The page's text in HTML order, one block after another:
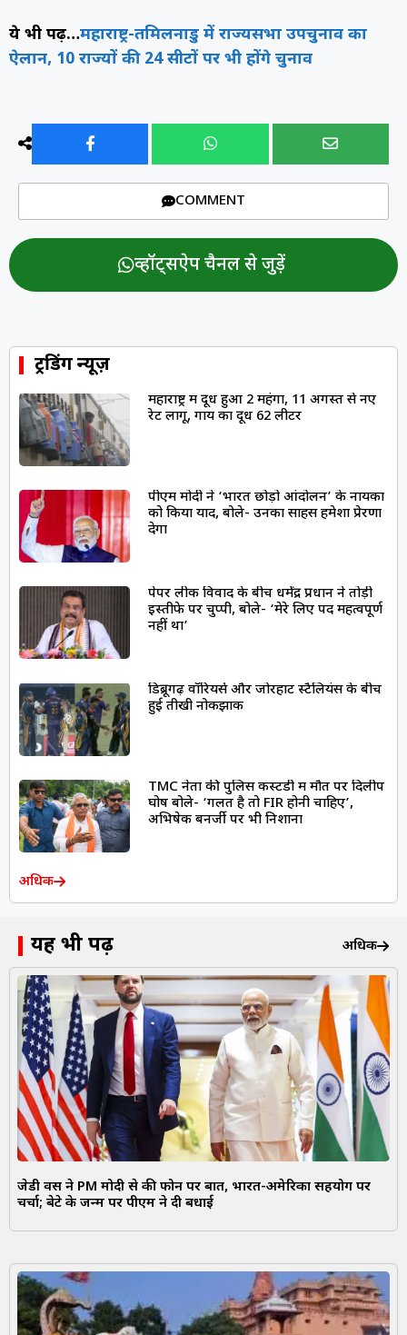
ये भी पढ़ें…महाराष्ट्र-तमिलनाडु में राज्यसभा उपचुनाव का
ऐलान, 10 राज्यों की 24 सीटों पर भी होंगे चुनाव
COMMENT
व्हॉट्सऐप चैनल से जुड़ें
ट्रेंडिंग न्यूज़
महाराष्ट्र में दूध हुआ ₹2 महंगा, 11 अगस्त से नए
रेट लागू, गाय का दूध ₹62 लीटर
पीएम मोदी ने ‘भारत छोड़ो आंदोलन’ के नायकों
को किया याद, बोले- उनका साहस हमेशा प्रेरणा
देगा
पेपर लीक विवाद के बीच धर्मेंद्र प्रधान ने तोड़ी
इस्तीफे पर चुप्पी, बोले- ‘मेरे लिए पद महत्वपूर्ण
नहीं था’
डिब्रूगढ़ वॉरियर्स और जोरहाट स्टैलियंस के बीच
हुई तीखी नोकझोंक
TMC नेता की पुलिस कस्टडी में मौत पर दिलीप
घोष बोले- ‘गलत है तो FIR होनी चाहिए’,
अभिषेक बनर्जी पर भी निशाना
अधिक
यह भी पढ़ें अधिक
जेडी वेंस ने PM मोदी से की फोन पर बात, भारत-अमेरिका सहयोग पर
चर्चा; बेटे के जन्म पर पीएम ने दी बधाई